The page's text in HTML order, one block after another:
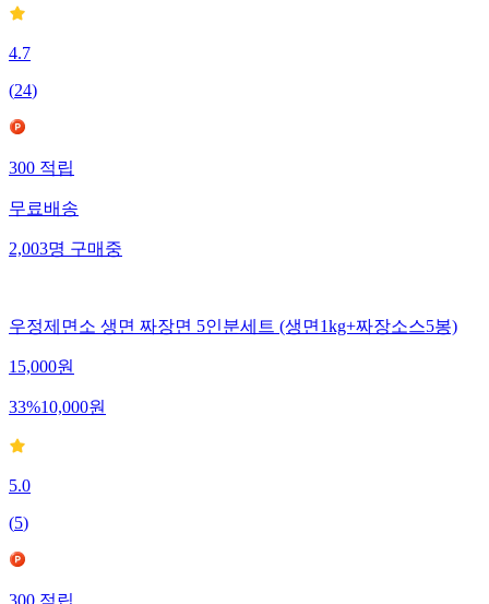
4.7
(24)
300 적립
무료배송
2,003명 구매중
우정제면소 생면 짜장면 5인분세트 (생면1kg+짜장소스5봉)
15,000원
33%10,000원
5.0
(5)
300 적립